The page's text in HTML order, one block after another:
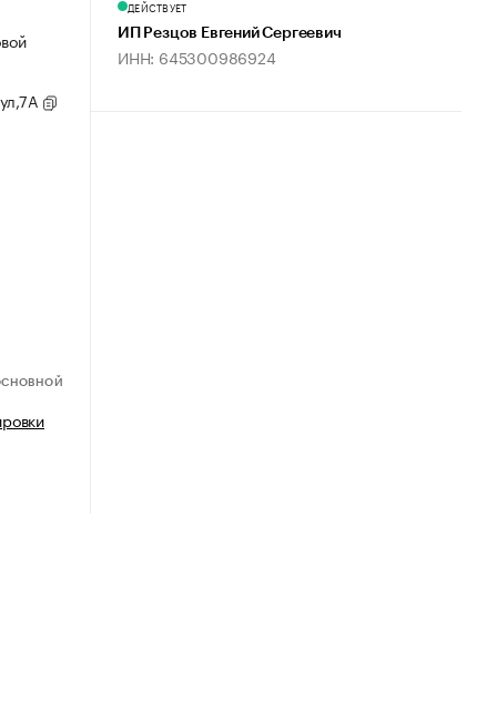
ДЕЙСТВУЕТ
ИП Резцов Евгений Сергеевич
ИНН: 645300986924